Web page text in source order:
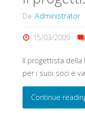
Da Administrator
15/03/2009
Il progettista della
per i suoi soci e
Continue